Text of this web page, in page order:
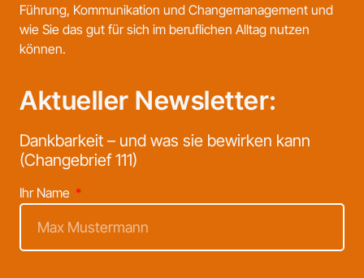
Führung, Kommunikation und Changemanagement und
wie Sie das gut für sich im beruflichen Alltag nutzen
können.
Aktueller Newsletter:
Dankbarkeit – und was sie bewirken kann
(Changebrief 111)
Ihr Name